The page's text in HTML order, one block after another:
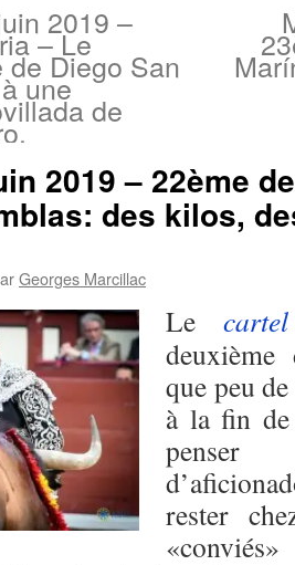
2019 –
– Le
Diego San
une
de
2019 – 22ème
des kilos,
Georges Marcillac
Le cartel
deuxième
que peu
à la fin
rester